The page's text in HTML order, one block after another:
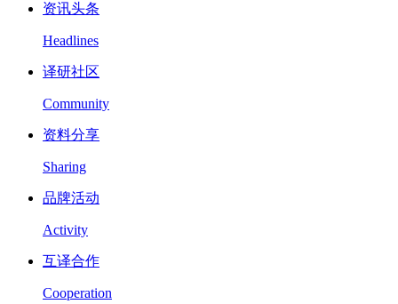
资讯头条
Headlines
译研社区
Community
资料分享
Sharing
品牌活动
Activity
互译合作
Cooperation